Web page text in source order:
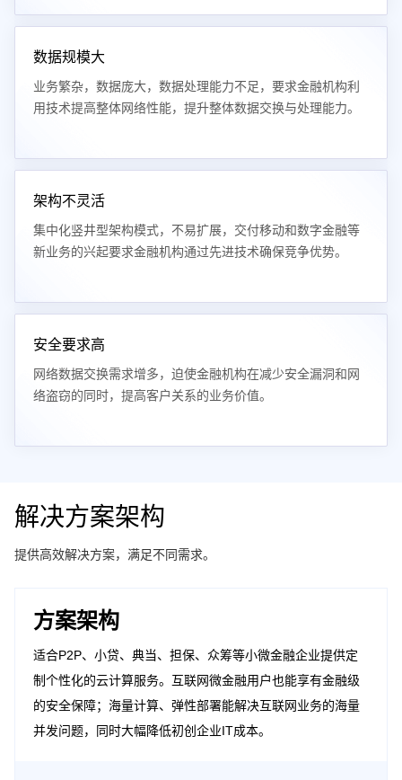
数据规模大
业务繁杂，数据庞大，数据处理能力不足，要求金融机构利
用技术提高整体网络性能，提升整体数据交换与处理能力。
架构不灵活
集中化竖井型架构模式，不易扩展，交付移动和数字金融等
新业务的兴起要求金融机构通过先进技术确保竞争优势。
安全要求高
网络数据交换需求增多，迫使金融机构在减少安全漏洞和网
络盗窃的同时，提高客户关系的业务价值。
解决方案架构
提供高效解决方案，满足不同需求。
方案架构
适合P2P、小贷、典当、担保、众筹等小微金融企业提供定
制个性化的云计算服务。互联网微金融用户也能享有金融级
的安全保障；海量计算、弹性部署能解决互联网业务的海量
并发问题，同时大幅降低初创企业IT成本。